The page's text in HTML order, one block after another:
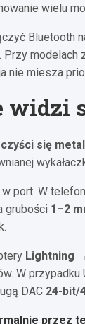
wielu
Bluetooth
Przy modelach
nie miesza
widzi
się
port. W
grubości 1–2
Lightning
W
DAC 24-bit/
przez